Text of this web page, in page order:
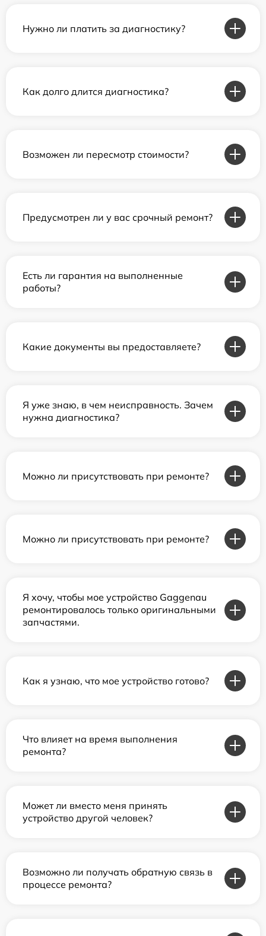
Нужно ли платить за диагностику?
Как долго длится диагностика?
Возможен ли пересмотр стоимости?
Предусмотрен ли у вас срочный ремонт?
Есть ли гарантия на выполненные
работы?
Какие документы вы предоставляете?
Я уже знаю, в чем неисправность. Зачем
нужна диагностика?
Можно ли присутствовать при ремонте?
Можно ли присутствовать при ремонте?
Я хочу, чтобы мое устройство Gaggenau
ремонтировалось только оригинальными
запчастями.
Как я узнаю, что мое устройство готово?
Что влияет на время выполнения
ремонта?
Может ли вместо меня принять
устройство другой человек?
Возможно ли получать обратную связь в
процессе ремонта?